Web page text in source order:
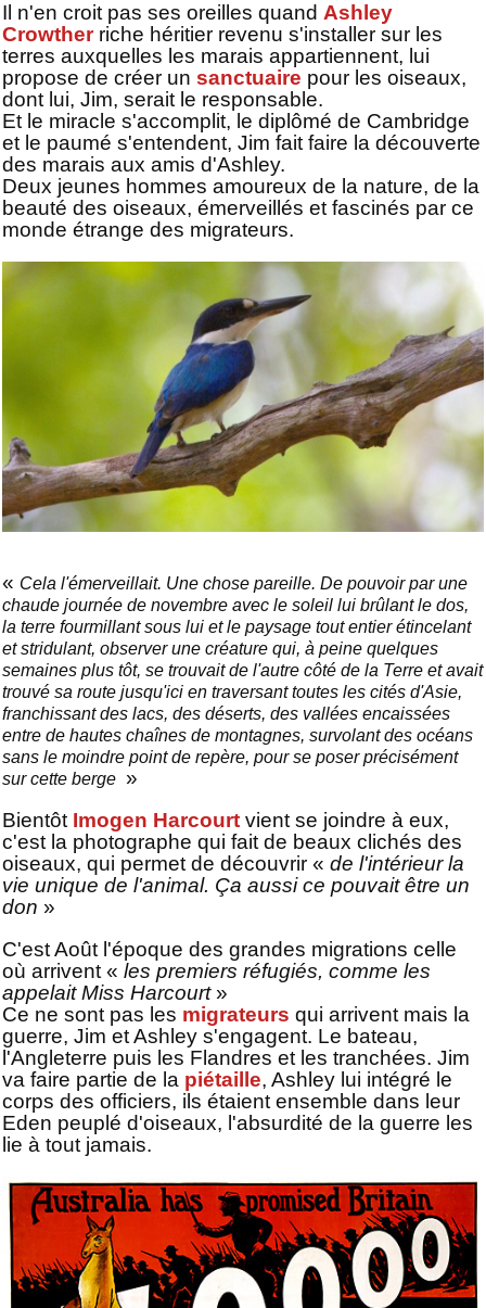
Il n'en croit pas ses oreilles quand Ashley
Crowtherriche héritier revenu s'installer sur les
terres auxquelles les marais appartiennent, lui
propose de créer un sanctuaire pour les oiseaux,
dont lui, Jim, serait le responsable.
Et le miracle s'accomplit, le diplômé de Cambridge
et le paumé s'entendent, Jim fait faire la découverte
des marais aux amis d'Ashley.
Deux jeunes hommes amoureux de la nature, de la
beauté des oiseaux, émerveillés et fascinés par ce
monde étrange des migrateurs.
« Cela l'émerveillait. Une chose pareille. De pouvoir par une
chaude journée de novembre avec le soleil lui brûlant le dos,
la terre fourmillant sous lui et le paysage tout entier étincelant
et stridulant, observer une créature qui, à peine quelques
semaines plus tôt, se trouvait de l'autre côté de la Terre et avait
trouvé sa route jusqu'ici en traversant toutes les cités d'Asie,
franchissant des lacs, des déserts, des vallées encaissées
entre de hautes chaînes de montagnes, survolant des océans
sans le moindre point de repère, pour se poser précisément
sur cette berge »
Bientôt Imogen Harcourt vient se joindre à eux,
c'est la photographe qui fait de beaux clichés des
oiseaux, qui permet de découvrir « de l'intérieur la
vie unique de l'animal. Ça aussi ce pouvait être un
don »
C'est Août l'époque des grandes migrations celle
où arrivent « les premiers réfugiés, comme les
appelait Miss Harcourt»
Ce ne sont pas les migrateurs qui arrivent mais la
guerre, Jim et Ashley s'engagent. Le bateau,
l'Angleterre puis les Flandres et les tranchées. Jim
va faire partie de la piétaille, Ashley lui intégré le
corps des officiers, ils étaient ensemble dans leur
Eden peuplé d'oiseaux, l'absurdité de la guerre les
lie à tout jamais.